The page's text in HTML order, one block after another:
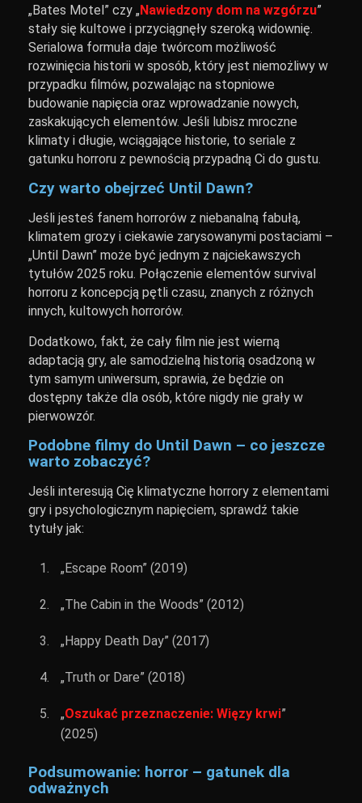
„Bates Motel” czy „Nawiedzony dom na wzgórzu”
stały się kultowe i przyciągnęły szeroką widownię.
Serialowa formuła daje twórcom możliwość
rozwinięcia historii w sposób, który jest niemożliwy w
przypadku filmów, pozwalając na stopniowe
budowanie napięcia oraz wprowadzanie nowych,
zaskakujących elementów. Jeśli lubisz mroczne
klimaty i długie, wciągające historie, to seriale z
gatunku horroru z pewnością przypadną Ci do gustu.
Czy warto obejrzeć Until Dawn?
Jeśli jesteś fanem horrorów z niebanalną fabułą,
klimatem grozy i ciekawie zarysowanymi postaciami –
„Until Dawn” może być jednym z najciekawszych
tytułów 2025 roku. Połączenie elementów survival
horroru z koncepcją pętli czasu, znanych z różnych
innych, kultowych horrorów.
Dodatkowo, fakt, że cały film nie jest wierną
adaptacją gry, ale samodzielną historią osadzoną w
tym samym uniwersum, sprawia, że będzie on
dostępny także dla osób, które nigdy nie grały w
pierwowzór.
Podobne filmy do Until Dawn – co jeszcze
warto zobaczyć?
Jeśli interesują Cię klimatyczne horrory z elementami
gry i psychologicznym napięciem, sprawdź takie
tytuły jak:
„Escape Room” (2019)
„The Cabin in the Woods” (2012)
„Happy Death Day” (2017)
„Truth or Dare” (2018)
„Oszukać przeznaczenie: Więzy krwi”
(2025)
Podsumowanie: horror – gatunek dla
odważnych